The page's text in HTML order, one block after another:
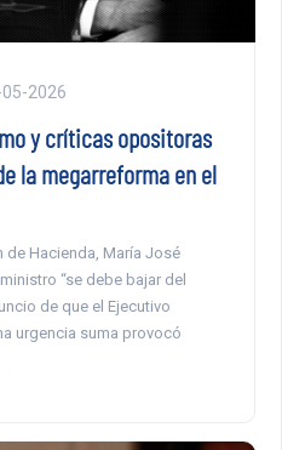
2026
y críticas opositoras
la megarreforma en el
de Hacienda, María José
“se debe bajar del
de que el Ejecutivo
urgencia suma provocó